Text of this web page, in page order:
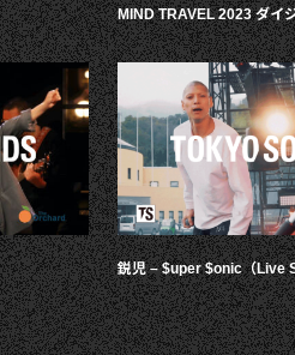
MIND TRAVEL 2023 ダイ
鋭児 – $uper $onic（Live